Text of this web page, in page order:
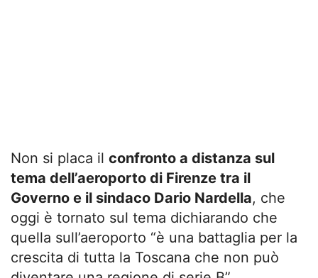
Non si placa il confronto a distanza sul
tema dell’aeroporto di Firenze tra il
Governo e il sindaco Dario Nardella, che
oggi è tornato sul tema dichiarando che
quella sull’aeroporto “è una battaglia per la
crescita di tutta la Toscana che non può